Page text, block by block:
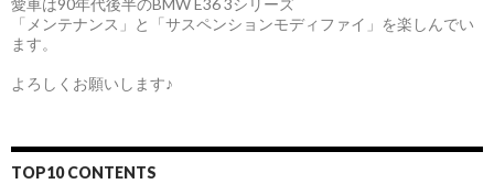
愛車は90年代後半のBMW E36 3シリーズ
「メンテナンス」と「サスペンションモディファイ」を楽しんでい
ます。
よろしくお願いします♪
TOP10 CONTENTS